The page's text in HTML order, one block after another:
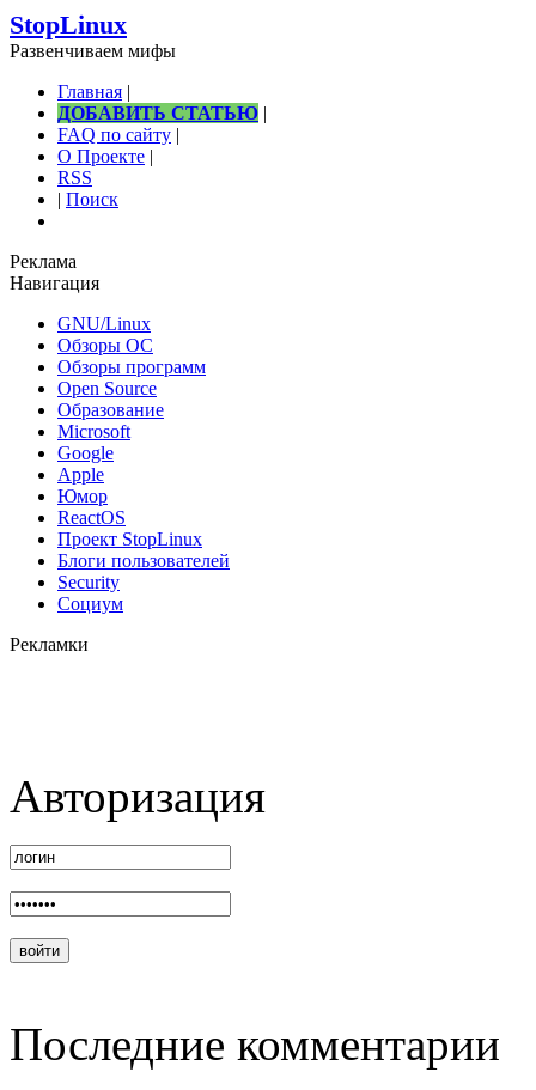
StopLinux
Развенчиваем мифы
Главная |
ДОБАВИТЬ СТАТЬЮ |
FAQ по сайту |
О Проекте |
RSS
| Поиск
Реклама
Навигация
GNU/Linux
Обзоры ОС
Обзоры программ
Open Source
Образование
Microsoft
Google
Apple
Юмор
ReactOS
Проект StopLinux
Блоги пользователей
Security
Социум
Рекламки
Авторизация
Последние комментарии